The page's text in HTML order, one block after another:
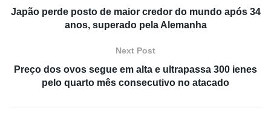
Japão perde posto de maior credor do mundo após 34
anos, superado pela Alemanha
Next Post
Preço dos ovos segue em alta e ultrapassa 300 ienes
pelo quarto mês consecutivo no atacado